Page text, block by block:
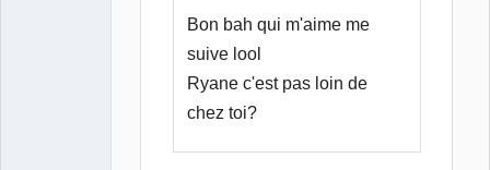
Bon bah qui m'aime me
suive lool
Ryane c'est pas loin de
chez toi?